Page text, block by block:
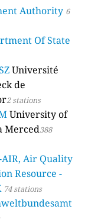
Authority 6
Of State
Université
de
2 stations
University of
Merced388
AIR, Air Quality
Resource -
74 stations